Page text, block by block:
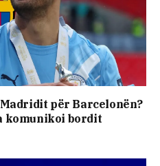
Madridit për Barcelonën?
komunikoi bordit